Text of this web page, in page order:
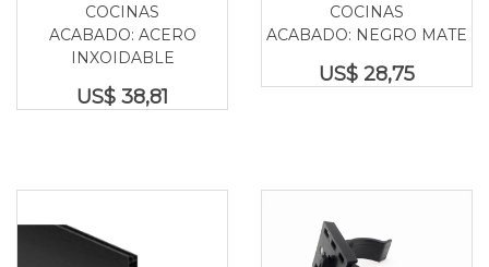
COCINAS
ACABADO: ACERO
INXOIDABLE
US$ 38,81
COCINAS
ACABADO: NEGRO MATE
US$ 28,75